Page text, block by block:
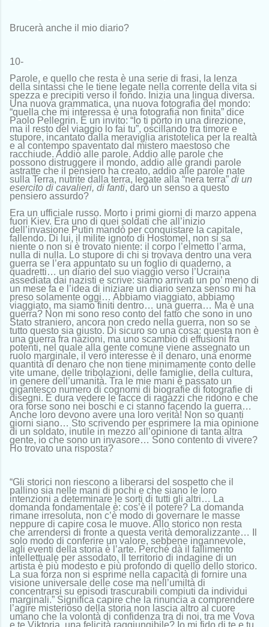
Brucerà anche il mio diario?
10-
Parole, e quello che resta è una serie di frasi, la lenza
della sintassi che le tiene legate nella corrente della vita si
spezza e precipiti verso il fondo. Inizia una lingua diversa.
Una nuova grammatica, una nuova fotografia del mondo:
“quella che mi interessa è una fotografia non finita” dice
Paolo Pellegrin. È un invito: “Io ti porto in una direzione,
ma il resto del viaggio lo fai tu”, oscillando tra timore e
stupore, incantato dalla meraviglia aristotelica per la realtà
e al contempo spaventato dal mistero maestoso che
racchiude. Addio alle parole. Addio alle parole che
possono distruggere il mondo, addio alle grandi parole
astratte che il pensiero ha creato, addio alle parole nate
sulla Terra, nutrite dalla terra, legate alla “nera terra” di un
esercito di cavalieri, di fanti, darò un senso a questo
pensiero assurdo?
Era un ufficiale russo. Morto i primi giorni di marzo appena
fuori Kiev. Era uno di quei soldati che all’inizio
dell’invasione Putin mandò per conquistare la capitale,
fallendo. Di lui, il milite ignoto di Hostomel, non si sa
niente o non si è trovato niente: il corpo l’elmetto l’arma,
nulla di nulla. Lo stupore di chi si trovava dentro una vera
guerra se l’era appuntato su un foglio di quaderno, a
quadretti… un diario del suo viaggio verso l’Ucraina
assediata dai nazisti e scrive: siamo arrivati un po’ meno di
un mese fa e l’idea di iniziare un diario senza senso mi ha
preso solamente oggi… Abbiamo viaggiato, abbiamo
viaggiato, ma siamo finiti dentro… una guerra… Ma è una
guerra? Non mi sono reso conto del fatto che sono in uno
Stato straniero, ancora non credo nella guerra, non so se
tutto questo sia giusto. Di sicuro so una cosa: questa non è
una guerra fra nazioni, ma uno scambio di effusioni fra
potenti, nel quale alla gente comune viene assegnato un
ruolo marginale, il vero interesse è il denaro, una enorme
quantità di denaro che non tiene minimamente conto delle
vite umane, delle tribolazioni, delle famiglie, della cultura,
in genere dell’umanità. Tra le mie mani è passato un
gigantesco numero di cognomi di biografie di fotografie di
disegni. È dura vedere le facce di ragazzi che ridono e che
ora forse sono nei boschi e ci stanno facendo la guerra…
Anche loro devono avere una loro verità! Non so quanti
giorni siano… Sto scrivendo per esprimere la mia opinione
di un soldato, inutile in mezzo all’opinione di tanta altra
gente, io che sono un invasore… Sono contento di vivere?
Ho trovato una risposta?
“Gli storici non riescono a liberarsi del sospetto che il
pallino sia nelle mani di pochi e che siano le loro
intenzioni a determinare le sorti di tutti gli altri… La
domanda fondamentale è: cos’è il potere? La domanda
rimane irresoluta, non c’è modo di governare le masse
neppure di capire cosa le muove. Allo storico non resta
che arrendersi di fronte a questa verità demoralizzante… Il
solo modo di conferire un valore, sebbene ingannevole,
agli eventi della storia è l’arte. Perché dà il fallimento
intellettuale per assodato. Il territorio di indagine di un
artista è più modesto e più profondo di quello dello storico.
La sua forza non si esprime nella capacità di fornire una
visione universale delle cose ma nell’umiltà di
concentrarsi su episodi trascurabili compiuti da individui
marginali.” Significa capire che la rinuncia a comprendere
l’agire misterioso della storia non lascia altro al cuore
umano che la volontà di confidenza tra di noi, tra me Vova
e te Viktoria, una felicità raggiungibile? Io mi fido di te e tu